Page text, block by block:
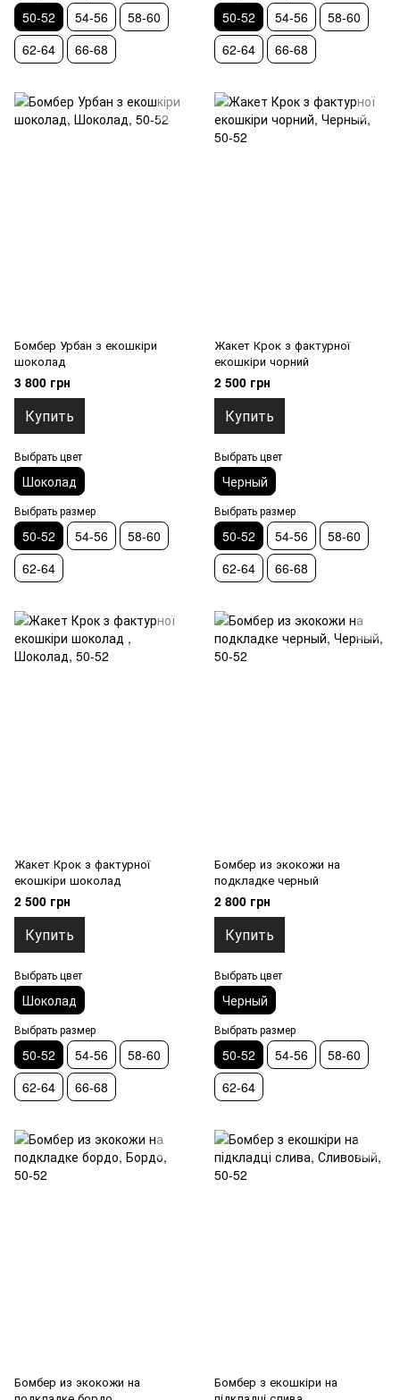
50-52 54-56
58-60
62-64
66-68
50-52 54-56
58-60
62-64
66-68
Бомбер Урбан з екошкіри
шоколад
3 800 грн
Купить
Выбрать цвет
Шоколад
Выбрать размер
50-52 54-56
58-60
62-64
Жакет Крок з фактурної
екошкіри чорний
2 500 грн
Купить
Выбрать цвет
Черный
Выбрать размер
50-52 54-56
58-60
62-64
66-68
Жакет Крок з фактурної
екошкіри шоколад
2 500 грн
Купить
Выбрать цвет
Шоколад
Выбрать размер
50-52 54-56
58-60
62-64
66-68
Бомбер из экокожи на
подкладке черный
2 800 грн
Купить
Выбрать цвет
Черный
Выбрать размер
50-52 54-56
58-60
62-64
Бомбер из экокожи на
Бомбер з екошкіри на